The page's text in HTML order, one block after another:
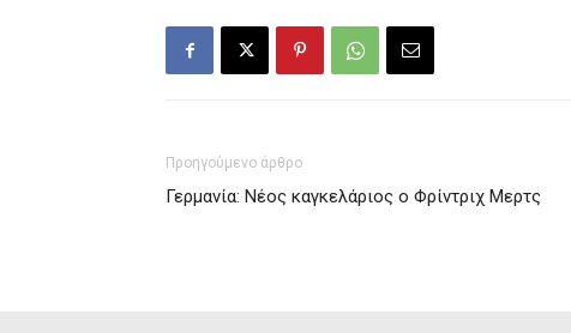
Προηγούμενο άρθρο
Γερμανία: Νέος καγκελάριος ο Φρίντριχ Μερτς